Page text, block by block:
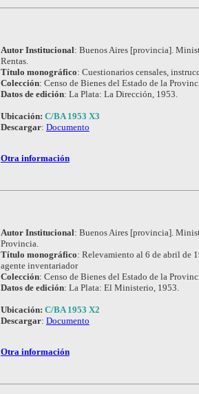
Autor Institucional: Buenos Aires [provincia].
Rentas.
Título monográfico: Cuestionarios censales,
Colección: Censo de Bienes del Estado de la
Datos de edición: La Plata: La Dirección, 1953.
Ubicación: C/BA 1953 X3
Descargar: Documento
Otra información
Autor Institucional: Buenos Aires [provincia].
Provincia.
Título monográfico: Relevamiento al 6 de abril de
agente inventariador
Colección: Censo de Bienes del Estado de la
Datos de edición: La Plata: El Ministerio, 1953.
Ubicación: C/BA 1953 X2
Descargar: Documento
Otra información